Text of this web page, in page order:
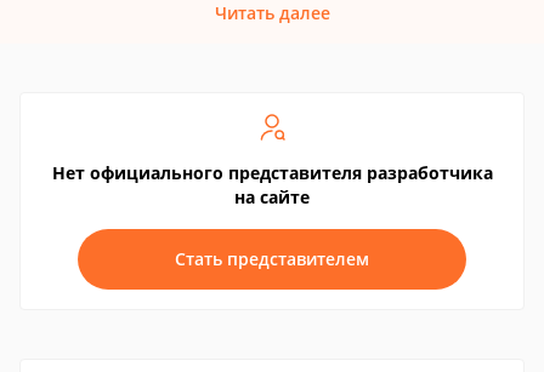
Читать далее
Нет официального представителя разработчика
на сайте
Стать представителем